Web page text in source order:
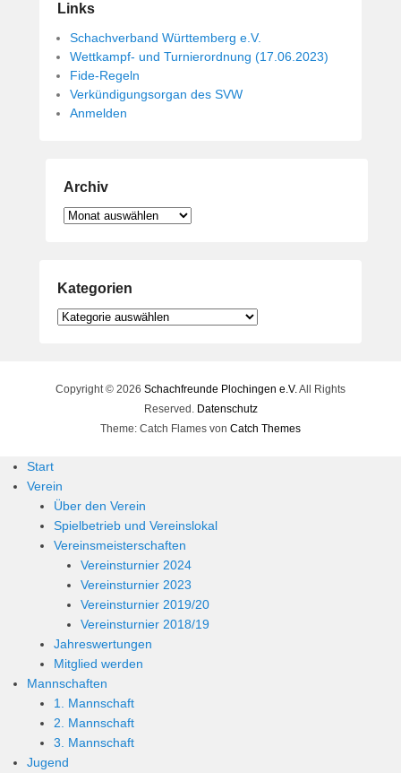
Links
Schachverband Württemberg e.V.
Wettkampf- und Turnierordnung (17.06.2023)
Fide-Regeln
Verkündigungsorgan des SVW
Anmelden
Archiv
Archiv
Kategorien
Kategorien
Copyright © 2026 Schachfreunde Plochingen e.V.All Rights
Reserved. Datenschutz
Theme: Catch Flames von Catch Themes
Start
Verein
Über den Verein
Spielbetrieb und Vereinslokal
Vereinsmeisterschaften
Vereinsturnier 2024
Vereinsturnier 2023
Vereinsturnier 2019/20
Vereinsturnier 2018/19
Jahreswertungen
Mitglied werden
Mannschaften
1. Mannschaft
2. Mannschaft
3. Mannschaft
Jugend